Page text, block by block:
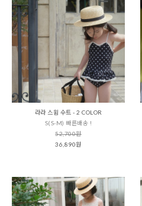
라라 스윔 수트 - 2 COLOR
S(S-M) 빠른배송 !
52,700원
36,890원